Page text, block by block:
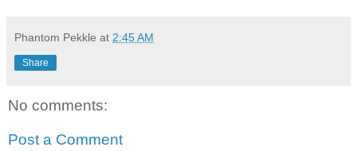
Phantom Pekkle at 2:45 AM
Share
No comments:
Post a Comment